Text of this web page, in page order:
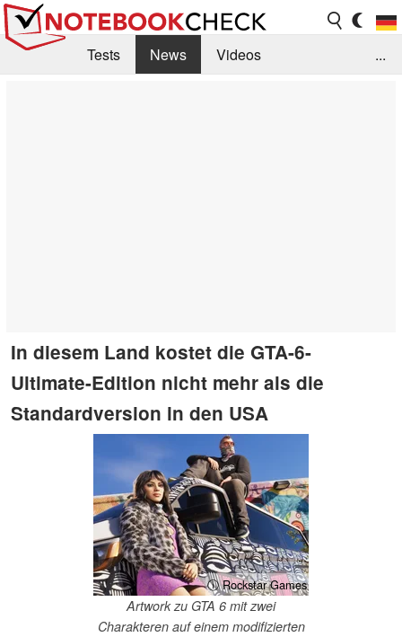
Tests News
Videos
...
In diesem Land kostet die GTA-6-
Ultimate-Edition nicht mehr als die
Standardversion in den USA
ⓘ Rockstar Games
Artwork zu GTA 6 mit zwei
Charakteren auf einem modifizierten